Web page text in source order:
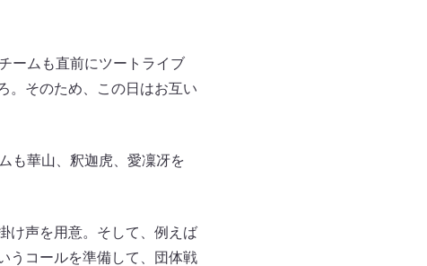
ームも直前にツートライブ
。そのため、この日はお互い
も華山、釈迦虎、愛凜冴を
け声を用意。そして、例えば
うコールを準備して、団体戦